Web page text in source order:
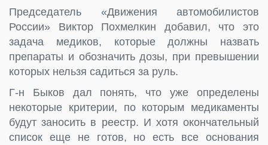
Председатель «Движения автомобилистов
России» Виктор Похмелкин добавил, что это
задача медиков, которые должны назвать
препараты и обозначить дозы, при превышении
которых нельзя садиться за руль.
Г-н Быков дал понять, что уже определены
некоторые критерии, по которым медикаменты
будут заносить в реестр. И хотя окончательный
список еще не готов, но есть все основания